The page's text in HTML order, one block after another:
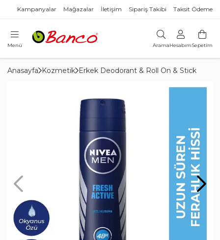
Kampanyalar Mağazalar İletişim Sipariş Takibi Taksit Ödeme
Menü AramaHesabımSepetim
Anasayfa Kozmetik Erkek Deodorant & Roll On & Stick